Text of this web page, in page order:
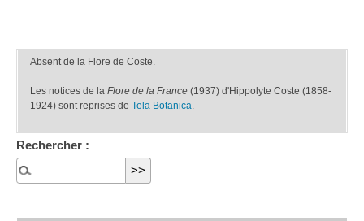
Absent de la Flore de Coste.
Les notices de laFlore de la France (1937) d'Hippolyte Coste (1858-
1924) sont reprises deTela Botanica.
Rechercher :